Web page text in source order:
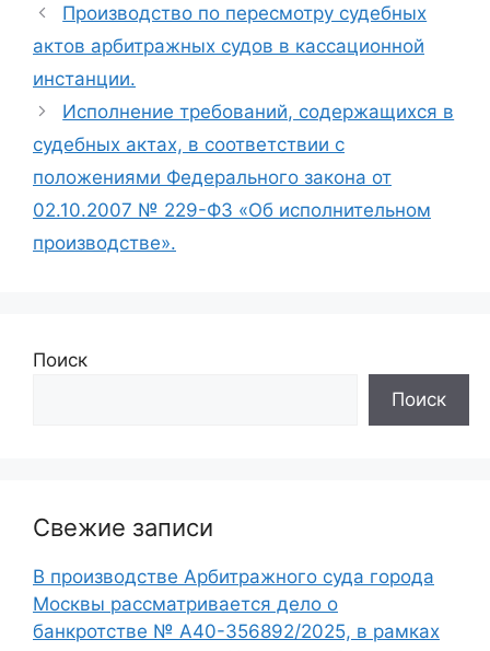
Производство по пересмотру судебных
актов арбитражных судов в кассационной
инстанции.
Исполнение требований, содержащихся в
судебных актах, в соответствии с
положениями Федерального закона от
02.10.2007 № 229-ФЗ «Об исполнительном
производстве».
Поиск
Поиск
Свежие записи
В производстве Арбитражного суда города
Москвы рассматривается дело о
банкротстве № А40-356892/2025, в рамках